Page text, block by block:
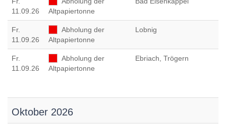
11.09.26
Altpapiertonne
Fr.
11.09.26
Abholung der
Altpapiertonne
Lobnig
Fr.
11.09.26
Abholung der
Altpapiertonne
Ebriach, Trögern
Oktober 2026